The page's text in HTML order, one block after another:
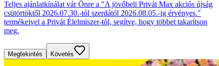
Teljes ajánlatkínálat vár Önre a "A jövőbeli Privát Max akciós újság
csütörtöktől 2026.07.30.-tól szerdától 2026.08.05.-ig érvényes."
termékeivel a Privát Élelmiszer-tól, segítve, hogy többet takarítson
meg.
Megtekintés Követés